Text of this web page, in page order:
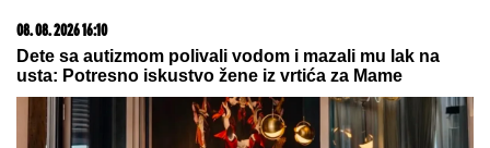
08. 08. 2026 16:10
Dete sa autizmom polivali vodom i mazali mu lak na
usta: Potresno iskustvo žene iz vrtića za Mame